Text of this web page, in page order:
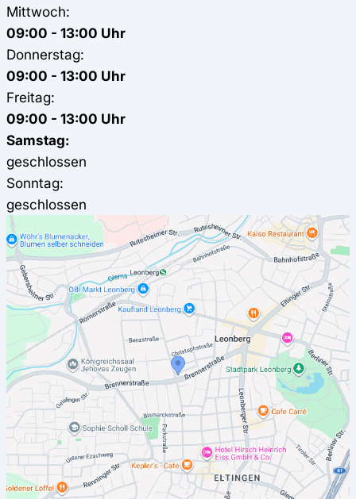
Mittwoch:
09:00 - 13:00 Uhr
Donnerstag:
09:00 - 13:00 Uhr
Freitag:
09:00 - 13:00 Uhr
Samstag:
geschlossen
Sonntag:
geschlossen